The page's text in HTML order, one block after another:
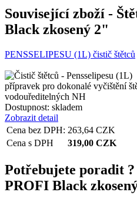
Související zboží -
Black zkosený 2"
PENSSELIPESU (1L) čistič štětců
přípravek pro dokonalé vyčištění
vodouředitelných NH
Dostupnost: skladem
Zobrazit detail
Cena bez DPH: 263,64 CZK
Cena s DPH
319,00 CZK
Potřebujete poradit ?
PROFI Black